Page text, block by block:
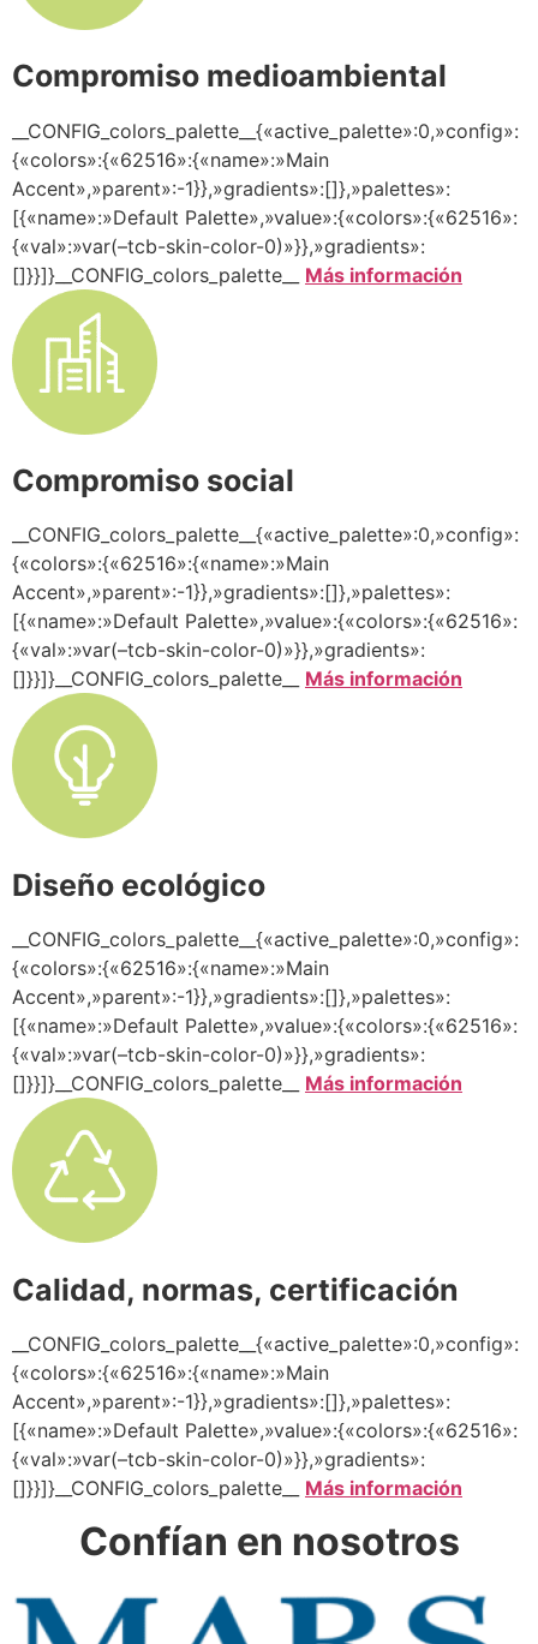
Compromiso medioambiental
__CONFIG_colors_palette__{«active_palette»:0,»config»:
{«colors»:{«62516»:{«name»:»Main
Accent»,»parent»:-1}},»gradients»:[]},»palettes»:
[{«name»:»Default Palette»,»value»:{«colors»:{«62516»:
{«val»:»var(–tcb-skin-color-0)»}},»gradients»:
[]}}]}__CONFIG_colors_palette__ Más información
Compromiso social
__CONFIG_colors_palette__{«active_palette»:0,»config»:
{«colors»:{«62516»:{«name»:»Main
Accent»,»parent»:-1}},»gradients»:[]},»palettes»:
[{«name»:»Default Palette»,»value»:{«colors»:{«62516»:
{«val»:»var(–tcb-skin-color-0)»}},»gradients»:
[]}}]}__CONFIG_colors_palette__ Más información
Diseño ecológico
__CONFIG_colors_palette__{«active_palette»:0,»config»:
{«colors»:{«62516»:{«name»:»Main
Accent»,»parent»:-1}},»gradients»:[]},»palettes»:
[{«name»:»Default Palette»,»value»:{«colors»:{«62516»:
{«val»:»var(–tcb-skin-color-0)»}},»gradients»:
[]}}]}__CONFIG_colors_palette__ Más información
Calidad, normas, certificación
__CONFIG_colors_palette__{«active_palette»:0,»config»:
{«colors»:{«62516»:{«name»:»Main
Accent»,»parent»:-1}},»gradients»:[]},»palettes»:
[{«name»:»Default Palette»,»value»:{«colors»:{«62516»:
{«val»:»var(–tcb-skin-color-0)»}},»gradients»:
[]}}]}__CONFIG_colors_palette__ Más información
Confían en nosotros